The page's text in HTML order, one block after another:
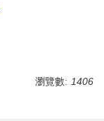
瀏覽數: 1406